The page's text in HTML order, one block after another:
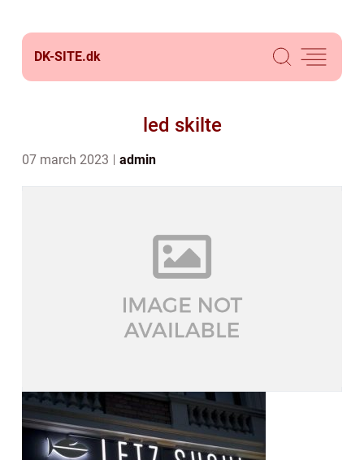
DK-SITE.dk
led skilte
07 march 2023 admin